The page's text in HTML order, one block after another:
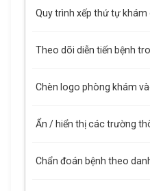
Quy trình xếp thứ tự khám
Theo dõi diễn tiến bệnh
Chèn logo phòng khám
Ẩn / hiển thị các trường
Chẩn đoán bệnh theo